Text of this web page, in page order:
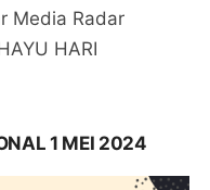
Media Radar
HARI
1 MEI 2024